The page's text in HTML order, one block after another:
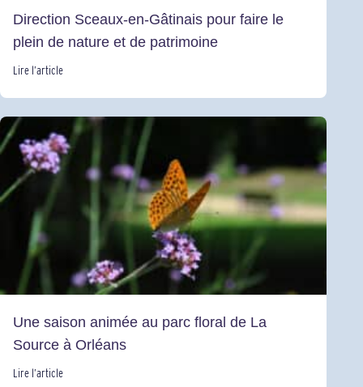
Direction Sceaux-en-Gâtinais pour faire le
plein de nature et de patrimoine
Lire l’article
Une saison animée au parc floral de La
Source à Orléans
Lire l’article